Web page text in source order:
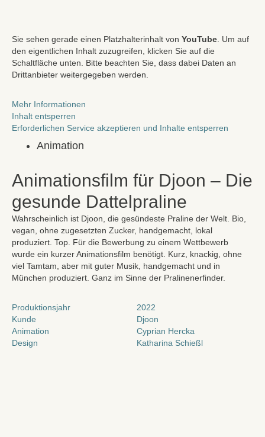
Sie sehen gerade einen Platzhalterinhalt von YouTube . Um auf
den eigentlichen Inhalt zuzugreifen, klicken Sie auf die
Schaltfläche unten. Bitte beachten Sie, dass dabei Daten an
Drittanbieter weitergegeben werden.
Mehr Informationen
Inhalt entsperren
Erforderlichen Service akzeptieren und Inhalte entsperren
Animation
Animationsfilm für Djoon – Die
gesunde Dattelpraline
Wahrscheinlich ist Djoon, die gesündeste Praline der Welt. Bio,
vegan, ohne zugesetzten Zucker, handgemacht, lokal
produziert. Top. Für die Bewerbung zu einem Wettbewerb
wurde ein kurzer Animationsfilm benötigt. Kurz, knackig, ohne
viel Tamtam, aber mit guter Musik, handgemacht und in
München produziert. Ganz im Sinne der Pralinenerfinder.
Produktionsjahr
Kunde
Animation
Design
2022
Djoon
Cyprian Hercka
Katharina Schießl